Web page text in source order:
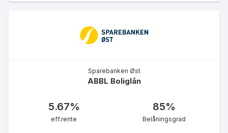
Sparebanken Øst
ABBL Boliglån
5.67%
eff.rente
85%
Belåningsgrad